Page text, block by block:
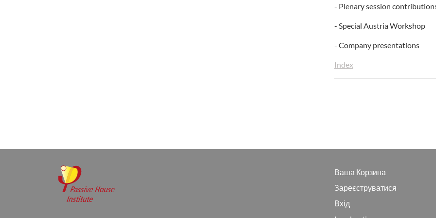
- Plenary session
- Special Austria Workshop
- Company presentations
Index
Ваша Корзина
Зареєструватися
Вхід